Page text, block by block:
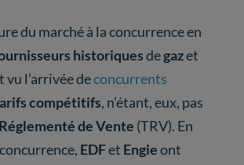
du marché à la concurrence en
historiquesdegazet
vu l’arrivée deconcurrents
compétitifs, n’étant, eux, pas
de Vente (TRV). En
EDFet Engieont